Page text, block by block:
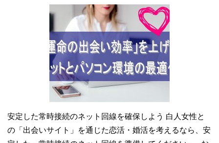
安定した常時接続のネット回線を確保しよう 白人女性と
の「出会いサイト」を通じた恋活・婚活を考えるなら、安